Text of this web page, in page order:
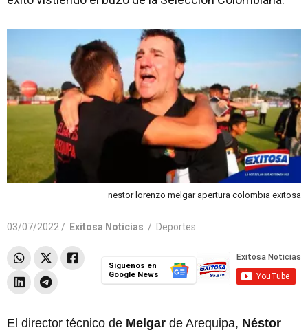
nestor lorenzo melgar apertura colombia exitosa
03/07/2022 / Exitosa Noticias / Deportes
Síguenos en
Google News
El director técnico de Melgar de Arequipa, Néstor